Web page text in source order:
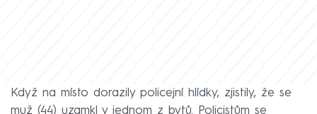
Když na místo dorazily policejní hlídky, zjistily, že se
muž (44) uzamkl v jednom z bytů. Policistům se